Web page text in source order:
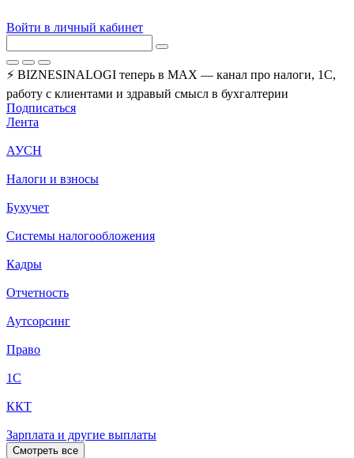
Войти в личный кабинет
⚡ BIZNESINALOGI теперь в MAX — канал про налоги, 1С,
работу с клиентами и здравый смысл в бухгалтерии
Подписаться
Лента
АУСН
Налоги и взносы
Бухучет
Системы налогообложения
Кадры
Отчетность
Аутсорсинг
Право
1С
ККТ
Зарплата и другие выплаты
Смотреть все